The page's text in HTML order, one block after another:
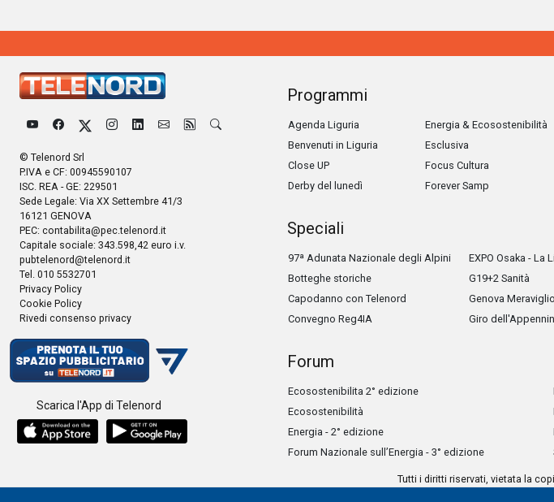
© Telenord Srl
P.IVA e CF: 00945590107
ISC. REA - GE: 229501
Sede Legale: Via XX Settembre 41/3
16121 GENOVA
PEC: contabilita@pec.telenord.it
Capitale sociale: 343.598,42 euro i.v.
pubtelenord@telenord.it
Tel. 010 5532701
Privacy Policy
Cookie Policy
Rivedi consenso privacy
Scarica l'App di Telenord
Programmi
Agenda Liguria
Benvenuti in Liguria
Close UP
Derby del lunedì
Energia & Ecosostenibilità
Esclusiva
Focus Cultura
Forever Samp
Speciali
97ª Adunata Nazionale degli Alpini
Botteghe storiche
Capodanno con Telenord
Convegno Reg4IA
EXPO Osaka - La
G19+2 Sanità
Genova
Giro
Forum
Ecosostenibilita 2° edizione
Ecosostenibilità
Energia - 2° edizione
Forum Nazionale sull’Energia - 3° edizione
Tutti i diritti riservati, vietata la